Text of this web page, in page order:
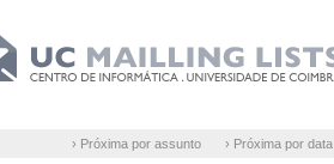
› Próxima por assunto › Próxima por data